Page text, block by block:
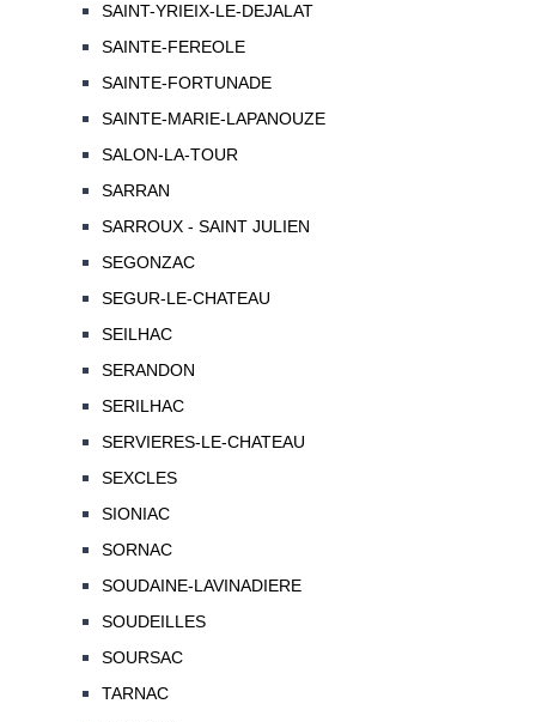
SAINT-YRIEIX-LE-DEJALAT
SAINTE-FEREOLE
SAINTE-FORTUNADE
SAINTE-MARIE-LAPANOUZE
SALON-LA-TOUR
SARRAN
SARROUX - SAINT JULIEN
SEGONZAC
SEGUR-LE-CHATEAU
SEILHAC
SERANDON
SERILHAC
SERVIERES-LE-CHATEAU
SEXCLES
SIONIAC
SORNAC
SOUDAINE-LAVINADIERE
SOUDEILLES
SOURSAC
TARNAC